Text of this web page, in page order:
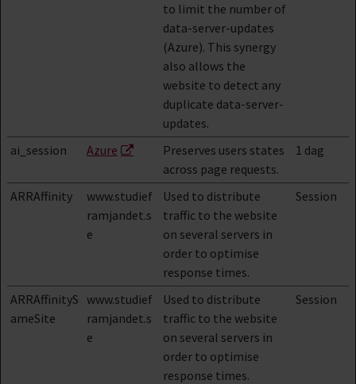
to limit the number of
data-server-updates
(Azure). This synergy
also allows the
website to detect any
duplicate data-server-
updates.
ai_session Azure
Preserves users states
across page requests.
1 dag
ARRAffinity
www.studief
ramjandet.s
e
Used to distribute
traffic to the website
on several servers in
order to optimise
response times.
Session
ARRAffinityS
ameSite
www.studief
ramjandet.s
e
Used to distribute
traffic to the website
on several servers in
order to optimise
response times.
Session